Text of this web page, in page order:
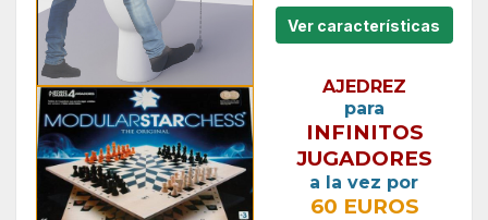
Ver características
AJEDREZ
para
INFINITOS
JUGADORES
a la vez por
60 EUROS